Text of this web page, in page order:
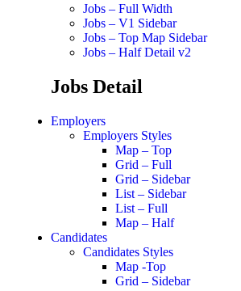
Jobs – Full Width
Jobs – V1 Sidebar
Jobs – Top Map Sidebar
Jobs – Half Detail v2
Jobs Detail
Employers
Employers Styles
Map – Top
Grid – Full
Grid – Sidebar
List – Sidebar
List – Full
Map – Half
Candidates
Candidates Styles
Map -Top
Grid – Sidebar